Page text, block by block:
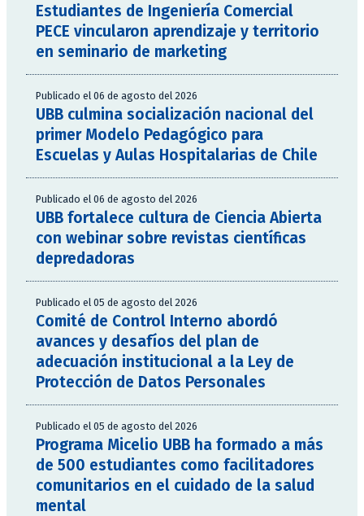
Estudiantes de Ingeniería Comercial
PECE vincularon aprendizaje y territorio
en seminario de marketing
Publicado el 06 de agosto del 2026
UBB culmina socialización nacional del
primer Modelo Pedagógico para
Escuelas y Aulas Hospitalarias de Chile
Publicado el 06 de agosto del 2026
UBB fortalece cultura de Ciencia Abierta
con webinar sobre revistas científicas
depredadoras
Publicado el 05 de agosto del 2026
Comité de Control Interno abordó
avances y desafíos del plan de
adecuación institucional a la Ley de
Protección de Datos Personales
Publicado el 05 de agosto del 2026
Programa Micelio UBB ha formado a más
de 500 estudiantes como facilitadores
comunitarios en el cuidado de la salud
mental